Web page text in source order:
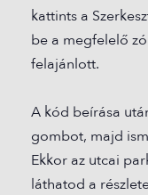
kattints a
be a megfelelő
felajánlott.
A kód beírása
gombot, majd
Ekkor az utcai
láthatod a